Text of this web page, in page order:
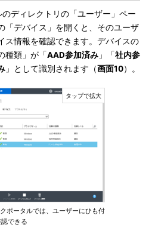
ディレクトリの「ユーザー」ペー
「デバイス」を開くと、そのユーザ
ス情報を確認できます。デバイスの
種類」が「AAD参加済み 」「社内参
」として識別されます（画面10）。
ポータルでは、ユーザーにひも付
できる